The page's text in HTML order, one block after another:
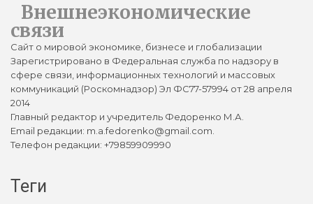
Внешнеэкономические
связи
Сайт о мировой экономике, бизнесе и глобализации
Зарегистрировано в Федеральная служба по надзору в
сфере связи, информационных технологий и массовых
коммуникаций (Роскомнадзор) Эл ФС77-57994 от 28 апреля
2014
Главный редактор и учредитель Федоренко М.А.
Email редакции: m.a.fedorenko@gmail.com.
Телефон редакции: +79859909990
Теги